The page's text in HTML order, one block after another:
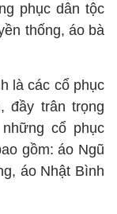
phục dân tộc
thống, áo bà
là các cổ phục
đầy trân trọng
cổ phục
gồm: áo Ngũ
áo Nhật Bình